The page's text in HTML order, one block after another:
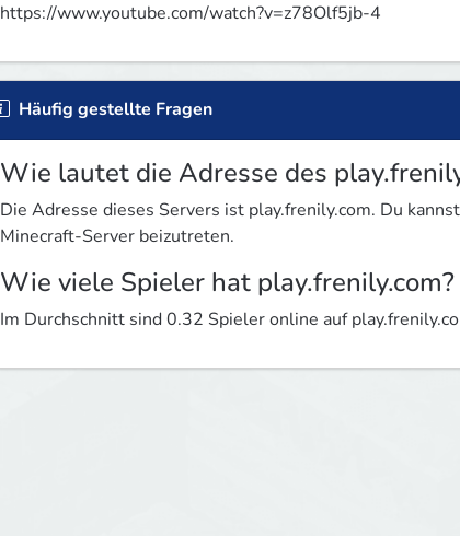
https://www.youtube.com/watch?v=z78Olf5jb-4
Häufig gestellte Fragen
Wie lautet die Adresse des
Die Adresse dieses Servers ist play.frenily.com. Du
Minecraft-Server beizutreten.
Wie viele Spieler hat play.frenily.com?
Im Durchschnitt sind 0.32 Spieler online auf